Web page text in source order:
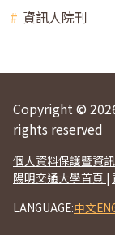
資訊人院刊
Copyright ©
rights reserved
個人資料保護暨資
陽明交通大學首頁 |
LANGUAGE:中文